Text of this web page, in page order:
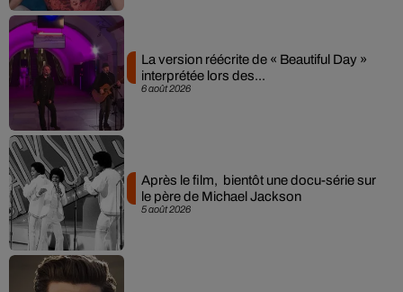
6 août 2026
La version réécrite de « Beautiful Day »
interprétée lors des...
5 août 2026
Après le film, bientôt une docu-série sur
le père de Michael Jackson